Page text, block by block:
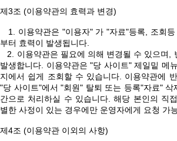
제3조 (이용약관의 효력과 변경)
1. 이용약관은 "이용자" 가 "자료"등록, 조회등
부터 효력이 발생됩니다.
2. 이용약관은 필요에 의해 변경될 수 있으며,
발생합니다. 이용약관은 "당 사이트" 제일밑 메
지에서 쉽게 조회할 수 있습니다. 이용약관에
"당 사이트"에서 "회원" 탈퇴 또는 등록"자료"
간으로 처리하실 수 있습니다. 해당 본인의 직
별한 사정이 있는 경우에만 운영자에게 요청 가
제4조 (이용약관 이외의 사항)